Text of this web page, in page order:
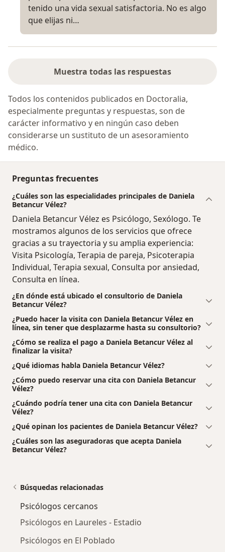
tenido una vida sexual satisfactoria. No es algo
que elijas ni…
Muestra todas las respuestas
Todos los contenidos publicados en Doctoralia,
especialmente preguntas y respuestas, son de
carácter informativo y en ningún caso deben
considerarse un sustituto de un asesoramiento
médico.
Preguntas frecuentes
¿Cuáles son las especialidades principales de Daniela
Betancur Vélez?
Daniela Betancur Vélez es Psicólogo, Sexólogo. Te
mostramos algunos de los servicios que ofrece
gracias a su trayectoria y su amplia experiencia:
Visita Psicología, Terapia de pareja, Psicoterapia
Individual, Terapia sexual, Consulta por ansiedad,
Consulta en línea.
¿En dónde está ubicado el consultorio de Daniela
Betancur Vélez?
¿Puedo hacer la visita con Daniela Betancur Vélez en
línea, sin tener que desplazarme hasta su consultorio?
¿Cómo se realiza el pago a Daniela Betancur Vélez al
finalizar la visita?
¿Qué idiomas habla Daniela Betancur Vélez?
¿Cómo puedo reservar una cita con Daniela Betancur
Vélez?
¿Cuándo podría tener una cita con Daniela Betancur
Vélez?
¿Qué opinan los pacientes de Daniela Betancur Vélez?
¿Cuáles son las aseguradoras que acepta Daniela
Betancur Vélez?
Búsquedas relacionadas
Psicólogos cercanos
Psicólogos en Laureles - Estadio
Psicólogos en El Poblado